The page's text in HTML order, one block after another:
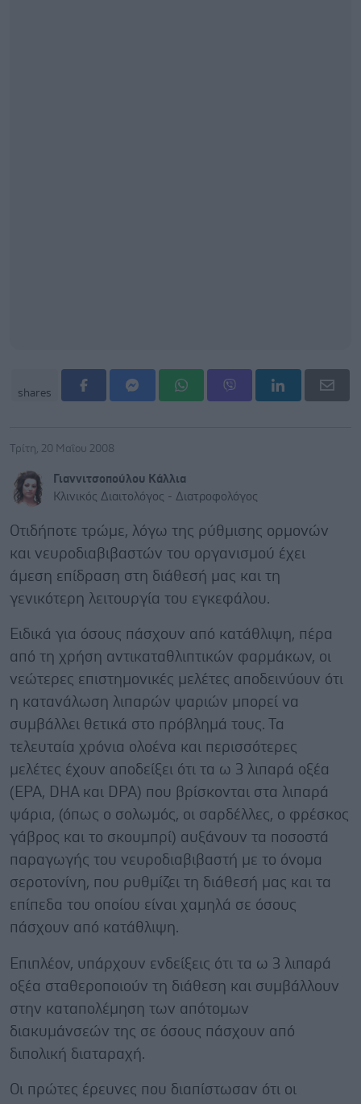
shares
Τρίτη, 20 Μαΐου 2008
Γιαννιτσοπούλου Kάλλια
Kλινικός Διαιτολόγος - Διατροφολόγος
Oτιδήποτε τρώμε, λόγω της ρύθμισης ορμονών
και νευροδιαβιβαστών του οργανισμού έχει
άμεση επίδραση στη διάθεσή μας και τη
γενικότερη λειτουργία του εγκεφάλου.
Ειδικά για όσους πάσχουν από κατάθλιψη, πέρα
από τη χρήση αντικαταθλιπτικών φαρμάκων, οι
νεώτερες επιστημονικές μελέτες αποδεινύουν ότι
η κατανάλωση λιπαρών ψαριών μπορεί να
συμβάλλει θετικά στο πρόβλημά τους. Τα
τελευταία χρόνια ολοένα και περισσότερες
μελέτες έχουν αποδείξει ότι τα ω 3 λιπαρά οξέα
(EPA, DHA και DPA) που βρίσκονται στα λιπαρά
ψάρια, (όπως ο σολωμός, οι σαρδέλλες, ο φρέσκος
γάβρος και το σκουμπρί) αυξάνουν τα ποσοστά
παραγωγής του νευροδιαβιβαστή με το όνομα
σεροτονίνη, που ρυθμίζει τη διάθεσή μας και τα
επίπεδα του οποίου είναι χαμηλά σε όσους
πάσχουν από κατάθλιψη.
Επιπλέον, υπάρχουν ενδείξεις ότι τα ω 3 λιπαρά
οξέα σταθεροποιούν τη διάθεση και συμβάλλουν
στην καταπολέμηση των απότομων
διακυμάνσεών της σε όσους πάσχουν από
διπολική διαταραχή.
Οι πρώτες έρευνες που διαπίστωσαν ότι οι